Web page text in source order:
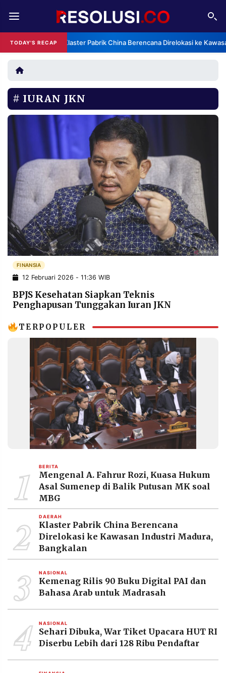
TODAY'S RECAP Klaster Pabrik China Berencana Direlokasi ke
REDAKSI TENTANG
RESOLUSI IKLAN
RUBRIKASI
EDITORIAL AKSARA
PERSONA
NASIONAL
MANCA SPORT
INFORMASI
PRIVACY
POLICY
BERITA
WARGA
INFORMASI
IKLAN
KIRIM
PENGADUAN TERM
SERVICE
IKUTI
RESOLUSI
PRAMUDITA
2026
PT.
MEDIA
IURAN JKN
FINANSIA
12 Februari 2026 - 11:36 WIB
BPJS Kesehatan Siapkan Teknis
Penghapusan Tunggakan Iuran JKN
TERPOPULER
1 BERITA
Mengenal A. Fahrur Rozi, Kuasa Hukum
Asal Sumenep di Balik Putusan MK soal
MBG
2 DAERAH
Klaster Pabrik China Berencana
Direlokasi ke Kawasan Industri Madura,
Bangkalan
3 NASIONAL
Kemenag Rilis 90 Buku Digital PAI dan
Bahasa Arab untuk Madrasah
4 NASIONAL
Sehari Dibuka, War Tiket Upacara HUT RI
Diserbu Lebih dari 128 Ribu Pendaftar